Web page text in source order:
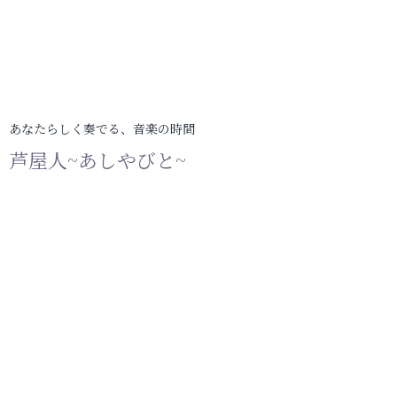
あなたらしく奏でる、音楽の時間
芦屋人~あしやびと~